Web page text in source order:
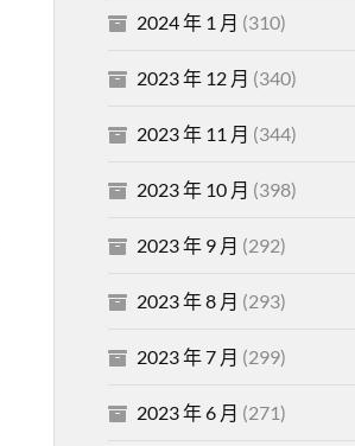
2024 年 1 月 (310)
2023 年 12 月 (340)
2023 年 11 月 (344)
2023 年 10 月 (398)
2023 年 9 月 (292)
2023 年 8 月 (293)
2023 年 7 月 (299)
2023 年 6 月 (271)